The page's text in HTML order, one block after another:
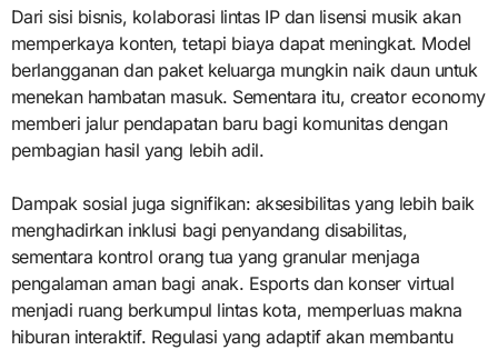
Dari sisi bisnis, kolaborasi lintas IP dan lisensi musik akan
memperkaya konten, tetapi biaya dapat meningkat. Model
berlangganan dan paket keluarga mungkin naik daun untuk
menekan hambatan masuk. Sementara itu, creator economy
memberi jalur pendapatan baru bagi komunitas dengan
pembagian hasil yang lebih adil.
Dampak sosial juga signifikan: aksesibilitas yang lebih baik
menghadirkan inklusi bagi penyandang disabilitas,
sementara kontrol orang tua yang granular menjaga
pengalaman aman bagi anak. Esports dan konser virtual
menjadi ruang berkumpul lintas kota, memperluas makna
hiburan interaktif. Regulasi yang adaptif akan membantu